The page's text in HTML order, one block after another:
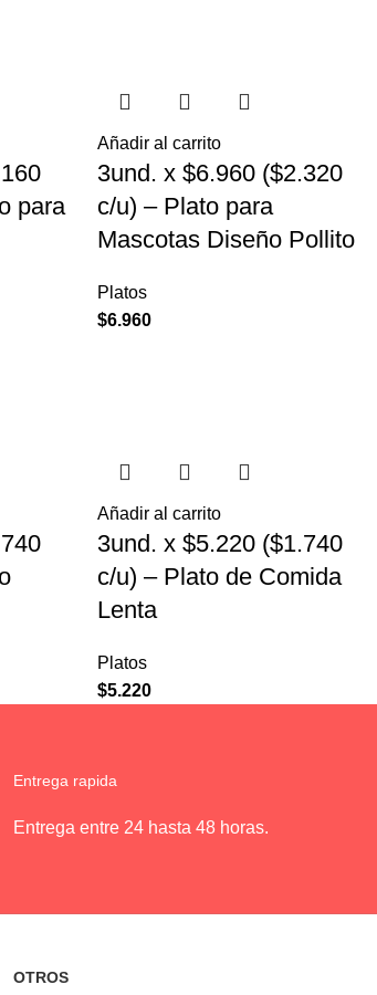
para
Añadir al carrito
3und. x $6.960 ($2.320
c/u) – Plato para
Mascotas Diseño Pollito
Platos
$6.960
Añadir al carrito
3und. x $5.220 ($1.740
c/u) – Plato de Comida
Lenta
Platos
$5.220
Entrega rapida
Entrega entre 24 hasta 48 horas.
OTROS